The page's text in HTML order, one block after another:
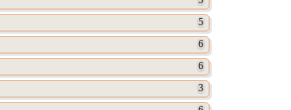
5
6
6
3